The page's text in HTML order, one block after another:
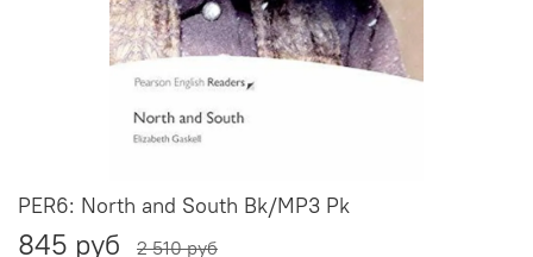
PER6: North and South Bk/MP3 Pk
845 руб 2 510 руб